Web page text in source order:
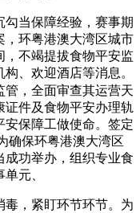
当保障经验，赛事期
，环粤港澳大湾区城市
，不竭提拔食物平安监
、欢迎酒店等消息。
管，全面审查其运营天
件及食物平安办理轨
保障工做使命。签定
确保环粤港澳大湾区
功举办，组织专业食
元、
，紧盯环节环节。为